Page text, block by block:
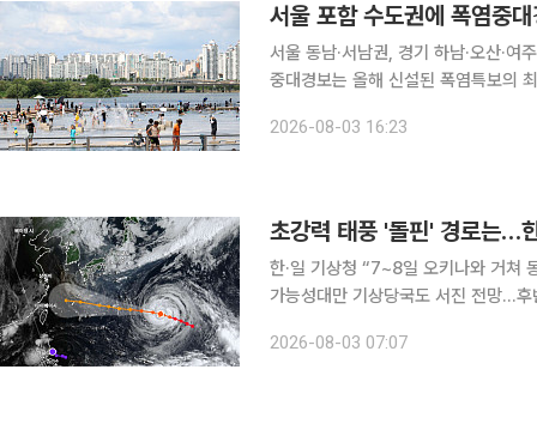
서울 포함 수도권에 폭염중
서울 동남·서남권, 경기 하남·오산·여주서부 대상 수도권에 사상 첫 폭염중
중대경보는 올해 신설된 폭염특보의
산, 여주서부)에 폭염중대경보를 발표
2026-08-03 16:23
초강력 태풍 '돌핀' 경로는…
한·일 기상청 “7~8일 오키나와 거쳐
가능성대만 기상당국도 서진 전망…후반 진로는 여전히 유
이 7~8일 오키나와 부근을 지나 동중
2026-08-03 07:07